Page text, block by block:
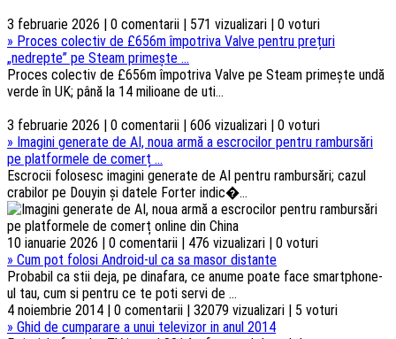
3 februarie 2026 | 0 comentarii | 571 vizualizari | 0 voturi
» Proces colectiv de £656m împotriva Valve pentru prețuri
„nedrepte” pe Steam primește ...
Proces colectiv de £656m împotriva Valve pe Steam primește undă
verde în UK; până la 14 milioane de uti...
3 februarie 2026 | 0 comentarii | 606 vizualizari | 0 voturi
» Imagini generate de AI, noua armă a escrocilor pentru rambursări
pe platformele de comerț ...
Escrocii folosesc imagini generate de AI pentru rambursări; cazul
crabilor pe Douyin și datele Forter indic�...
10 ianuarie 2026 | 0 comentarii | 476 vizualizari | 0 voturi
» Cum pot folosi Android-ul ca sa masor distante
Probabil ca stii deja, pe dinafara, ce anume poate face smartphone-
ul tau, cum si pentru ce te poti servi de ...
4 noiembrie 2014 | 0 comentarii | 32079 vizualizari | 5 voturi
» Ghid de cumparare a unui televizor in anul 2014